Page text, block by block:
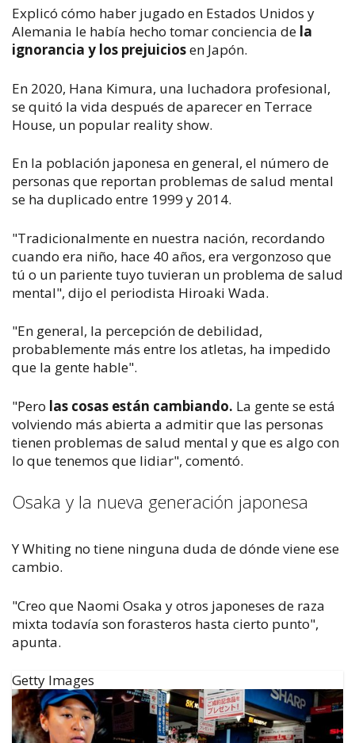
Explicó cómo haber jugado en Estados Unidos y
Alemania le había hecho tomar conciencia de la
ignorancia y los prejuiciosen Japón.
En 2020, Hana Kimura, una luchadora profesional,
se quitó la vida después de aparecer en Terrace
House, un popular reality show.
En la población japonesa en general, el número de
personas que reportan problemas de salud mental
se ha duplicado entre 1999 y 2014.
"Tradicionalmente en nuestra nación, recordando
cuando era niño, hace 40 años, era vergonzoso que
tú o un pariente tuyo tuvieran un problema de salud
mental", dijo el periodista Hiroaki Wada.
"En general, la percepción de debilidad,
probablemente más entre los atletas, ha impedido
que la gente hable".
"Pero las cosas están cambiando. La gente se está
volviendo más abierta a admitir que las personas
tienen problemas de salud mental y que es algo con
lo que tenemos que lidiar", comentó.
Osaka y la nueva generación japonesa
Y Whiting no tiene ninguna duda de dónde viene ese
cambio.
"Creo que Naomi Osaka y otros japoneses de raza
mixta todavía son forasteros hasta cierto punto",
apunta.
Getty Images